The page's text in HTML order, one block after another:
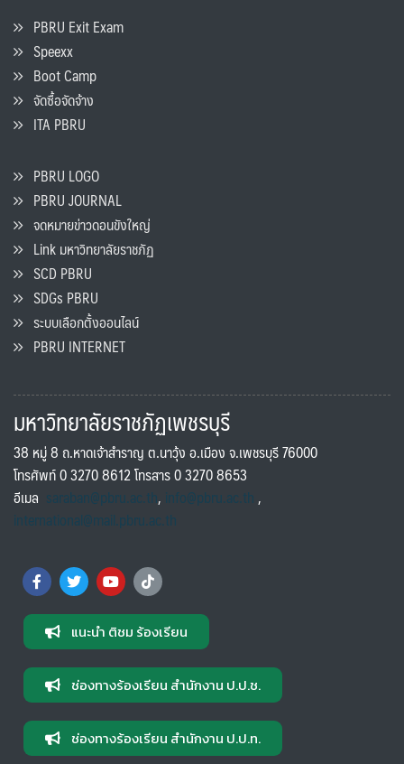
PBRU Exit Exam
Speexx
Boot Camp
จัดซื้อจัดจ้าง
ITA PBRU
PBRU LOGO
PBRU JOURNAL
จดหมายข่าวดอนขังใหญ่
Link มหาวิทยาลัยราชภัฏ
SCD PBRU
SDGs PBRU
ระบบเลือกตั้งออนไลน์
PBRU INTERNET
มหาวิทยาลัยราชภัฏเพชรบุรี
38 หมู่ 8 ถ.หาดเจ้าสำราญ ต.นาวุ้ง อ.เมือง จ.เพชรบุรี 76000
โทรศัพท์ 0 3270 8612 โทรสาร 0 3270 8653
อีเมล saraban@pbru.ac.th, info@pbru.ac.th,
international@mail.pbru.ac.th
แนะนำ ติชม ร้องเรียน
ช่องทางร้องเรียน สำนักงาน ป.ป.ช.
ช่องทางร้องเรียน สำนักงาน ป.ป.ท.